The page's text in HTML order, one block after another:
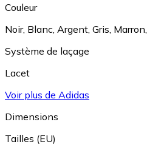
Couleur
Noir, Blanc Argent Gris Marron
Système de laçage
Lacet
Voir plus de Adidas
Dimensions
Tailles (EU)